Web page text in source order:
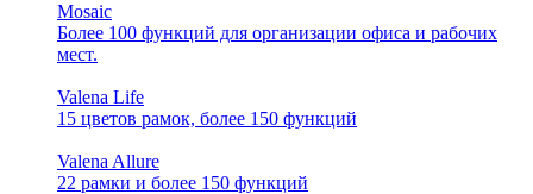
Mosaic
Более 100 функций для организации офиса и рабочих
мест.
Valena Life
15 цветов рамок, более 150 функций
Valena Allure
22 рамки и более 150 функций